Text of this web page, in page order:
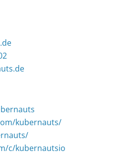
kubernauts/
c/kubernautsio